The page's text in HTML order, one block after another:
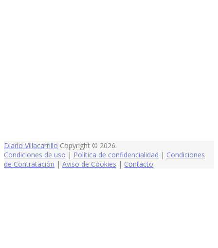
Diario Villacarrillo Copyright © 2026.
Condiciones de uso | Política de confidencialidad | Condiciones
de Contratación | Aviso de Cookies | Contacto